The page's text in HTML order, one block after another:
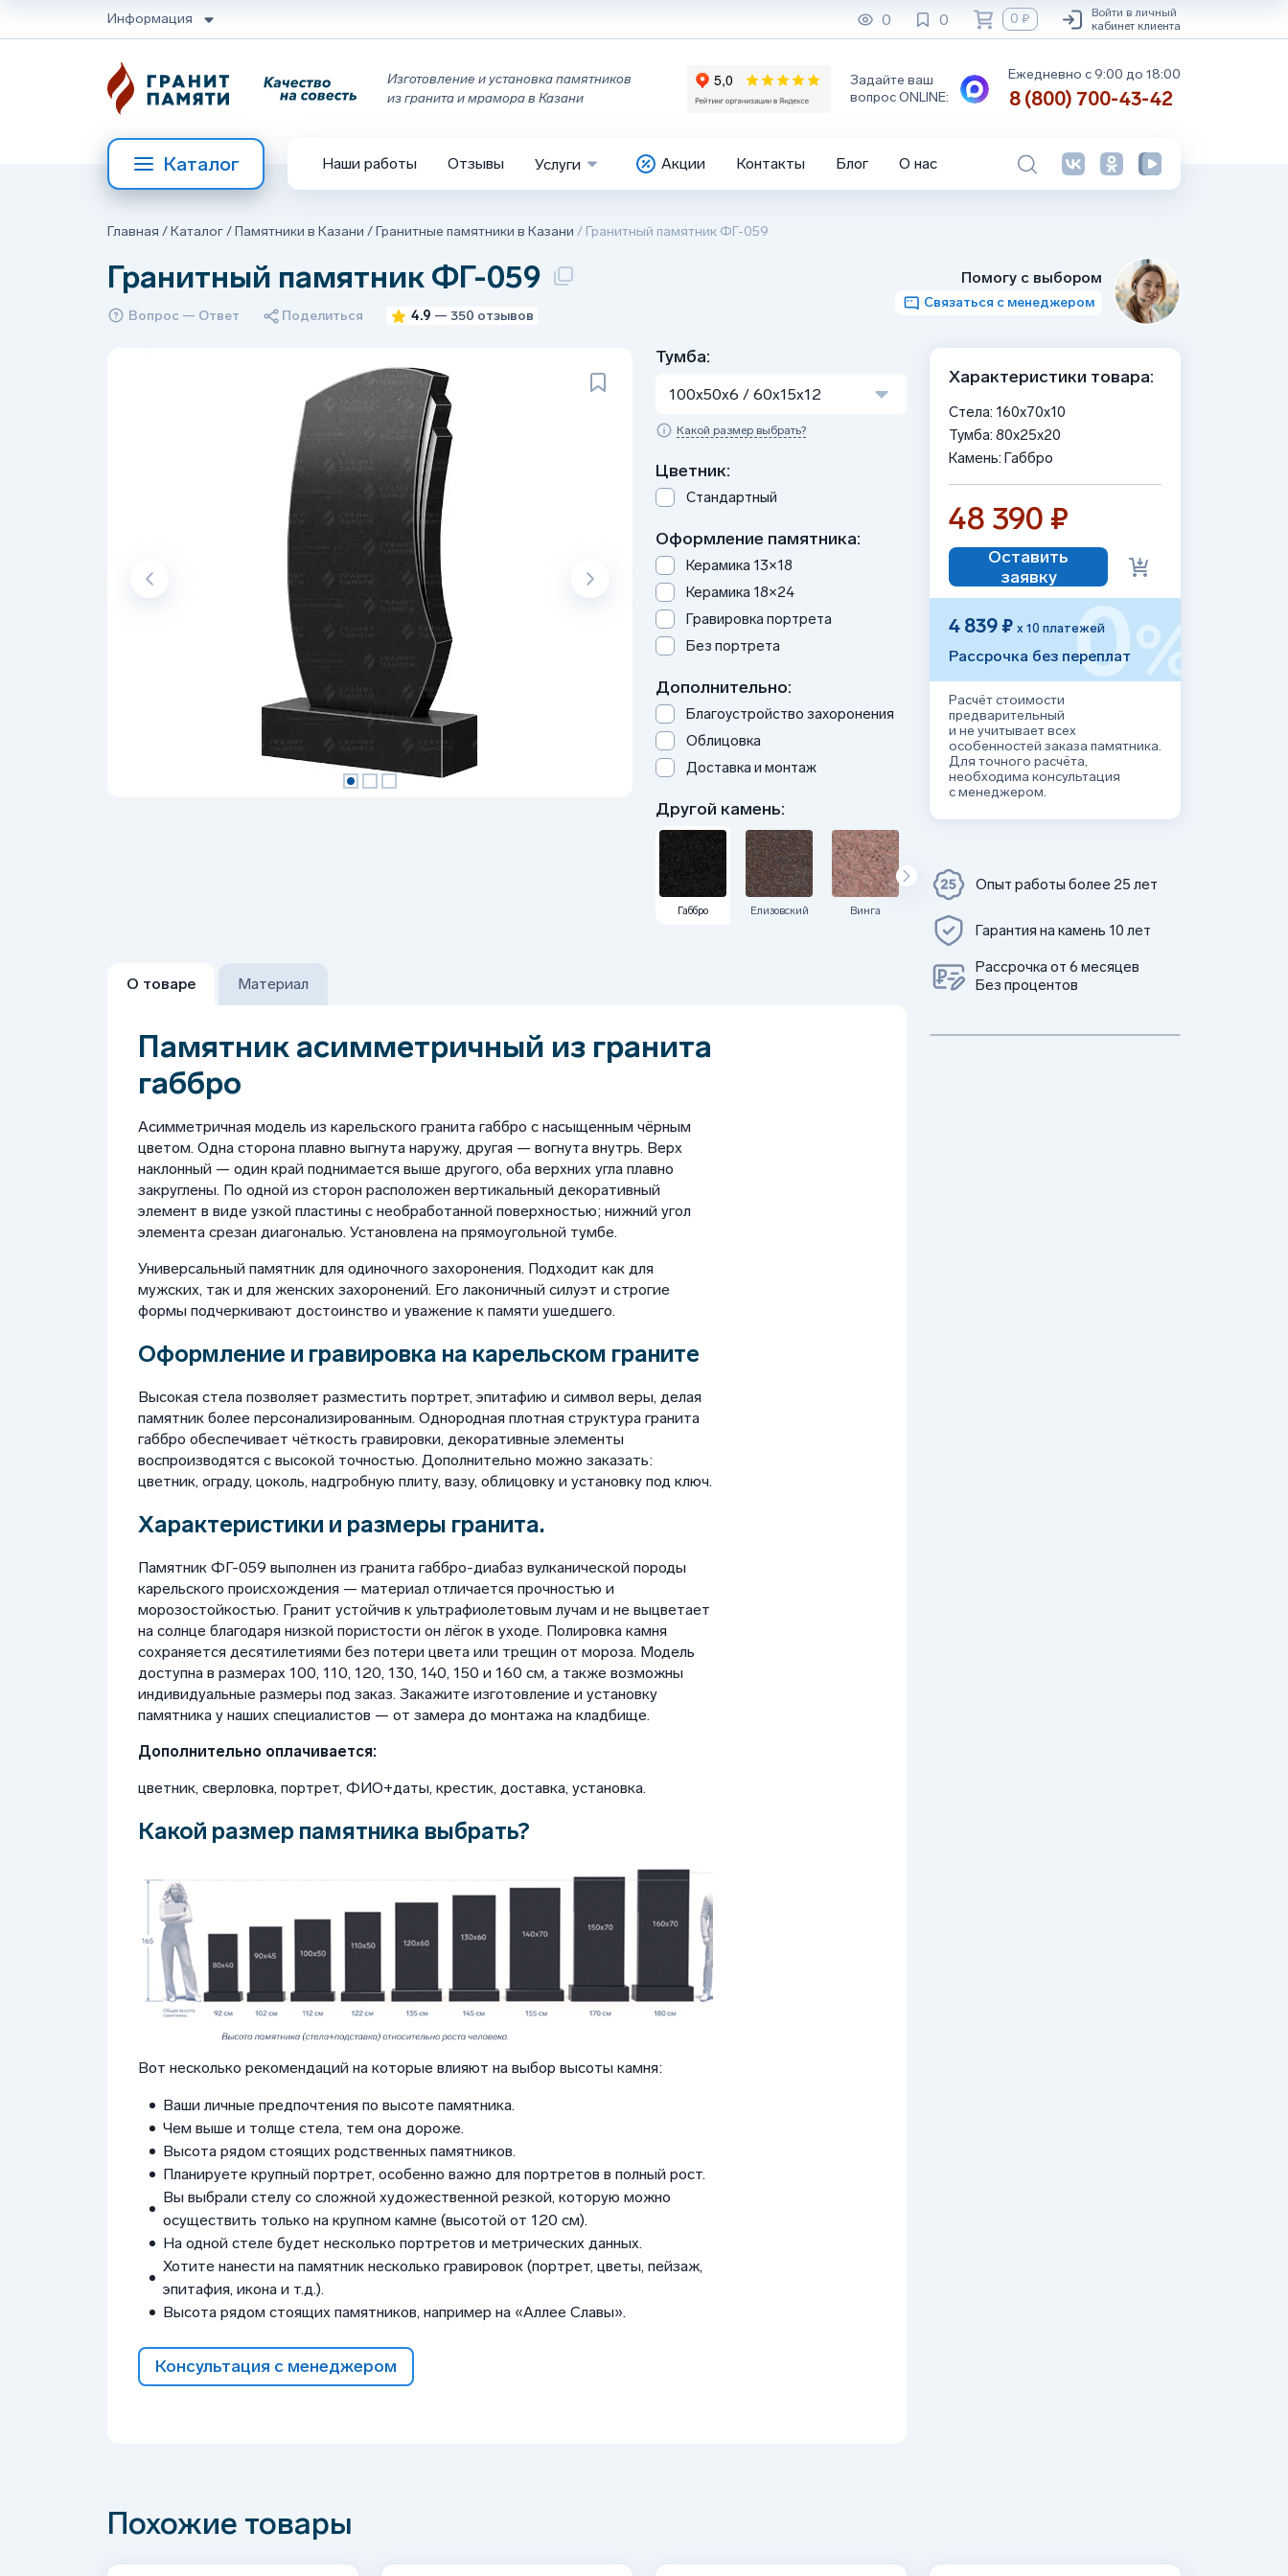
Информация 0 0 0 ₽
Войти в личный
кабинет клиента
Изготовление и установка памятников
из гранита и мрамора в Казани
Задайте ваш
вопрос ONLINE:
Ежедневно с 9:00 до 18:00
8 (800) 700-43-42
Каталог Наши работы Отзывы Услуги Акции Контакты Блог О нас
Главная /Каталог/Памятники в Казани /Гранитные памятники в Казани / Гранитный памятник ФГ-059
Гранитный памятник ФГ-059
Вопрос — Ответ Поделиться 4.9 — 350 отзывов
Помогу с выбором
Связаться с менеджером
Тумба:
100x50x6 / 60x15x12
Какой размер выбрать?
Цветник:
Стандартный
Оформление памятника:
Керамика 13×18
Керамика 18×24
Гравировка портрета
Без портрета
Дополнительно:
Благоустройство захоронения
Облицовка
Доставка и монтаж
Другой камень:
Габбро Елизовский Винга
О товаре Материал
Памятник асимметричный из гранита
габбро
Асимметричная модель из карельского гранита габбро с насыщенным чёрным
цветом. Одна сторона плавно выгнута наружу, другая — вогнута внутрь. Верх
наклонный — один край поднимается выше другого, оба верхних угла плавно
закруглены. По одной из сторон расположен вертикальный декоративный
элемент в виде узкой пластины с необработанной поверхностью; нижний угол
элемента срезан диагональю. Установлена на прямоугольной тумбе.
Универсальный памятник для одиночного захоронения. Подходит как для
мужских, так и для женских захоронений. Его лаконичный силуэт и строгие
формы подчеркивают достоинство и уважение к памяти ушедшего.
Оформление и гравировка на карельском граните
Высокая стела позволяет разместить портрет, эпитафию и символ веры, делая
памятник более персонализированным. Однородная плотная структура гранита
габбро обеспечивает чёткость гравировки, декоративные элементы
воспроизводятся с высокой точностью. Дополнительно можно заказать:
цветник, ограду, цоколь, надгробную плиту, вазу, облицовку и установку под ключ.
Характеристики и размеры гранита.
Памятник ФГ-059 выполнен из гранита габбро-диабаз вулканической породы
карельского происхождения — материал отличается прочностью и
морозостойкостью. Гранит устойчив к ультрафиолетовым лучам и не выцветает
на солнце благодаря низкой пористости он лёгок в уходе. Полировка камня
сохраняется десятилетиями без потери цвета или трещин от мороза. Модель
доступна в размерах 100, 110, 120, 130, 140, 150 и 160 см, а также возможны
индивидуальные размеры под заказ. Закажите изготовление и установку
памятника у наших специалистов — от замера до монтажа на кладбище.
Дополнительно оплачивается:
цветник, сверловка, портрет, ФИО+даты, крестик, доставка, установка.
Какой размер памятника выбрать?
Вот несколько рекомендаций на которые влияют на выбор высоты камня:
Ваши личные предпочтения по высоте памятника.
Чем выше и толще стела, тем она дороже.
Высота рядом стоящих родственных памятников.
Планируете крупный портрет, особенно важно для портретов в полный рост.
Вы выбрали стелу со сложной художественной резкой, которую можно
осуществить только на крупном камне (высотой от 120 см).
На одной стеле будет несколько портретов и метрических данных.
Хотите нанести на памятник несколько гравировок (портрет, цветы, пейзаж,
эпитафия, икона и т.д.).
Высота рядом стоящих памятников, например на «Аллее Славы».
Консультация с менеджером
Характеристики товара:
Стела: 160x70x10
Тумба: 80x25x20
Камень: Габбро
48 390 ₽
Оставить
заявку
4 839 ₽ х 10 платежей
Рассрочка без переплат
0%
Расчёт стоимости
предварительный
и не учитывает всех
особенностей заказа памятника.
Для точного расчёта,
необходима консультация
с менеджером.
Опыт работы более 25 лет
Гарантия на камень 10 лет
Рассрочка от 6 месяцев
Без процентов
Похожие товары